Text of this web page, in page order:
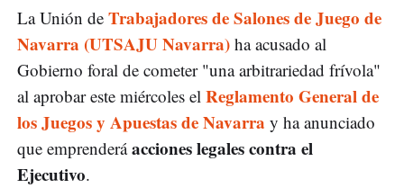
La Unión de Trabajadores de Salones de Juego de
Navarra (UTSAJU Navarra) ha acusado al
Gobierno foral de cometer "una arbitrariedad frívola"
al aprobar este miércoles el Reglamento General de
los Juegos y Apuestas de Navarra y ha anunciado
que emprenderáacciones legales contra el
Ejecutivo.